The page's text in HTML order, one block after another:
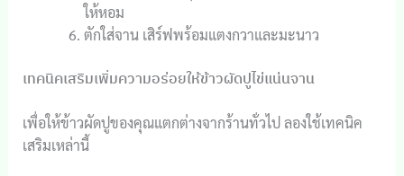
ให้หอม
ตักใส่จาน เสิร์ฟพร้อมแตงกวาและมะนาว
เทคนิคเสริมเพิ่มความอร่อยให้ข้าวผัดปูไข่แน่นจาน
เพื่อให้ข้าวผัดปูของคุณแตกต่างจากร้านทั่วไป ลองใช้เทคนิค
เสริมเหล่านี้